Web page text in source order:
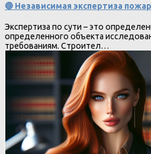
🔴 Независимая экспертиза
Экспертиза по сути – это
определенного объекта
требованиям. Строител…